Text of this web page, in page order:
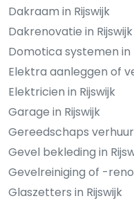
Dakraam in Rijswijk
Dakrenovatie in Rijswijk
Domotica systemen in
Elektra aanleggen of
Elektricien in Rijswijk
Garage in Rijswijk
Gereedschaps verhuur
Gevel bekleding in
Gevelreiniging of -
Glaszetters in Rijswijk